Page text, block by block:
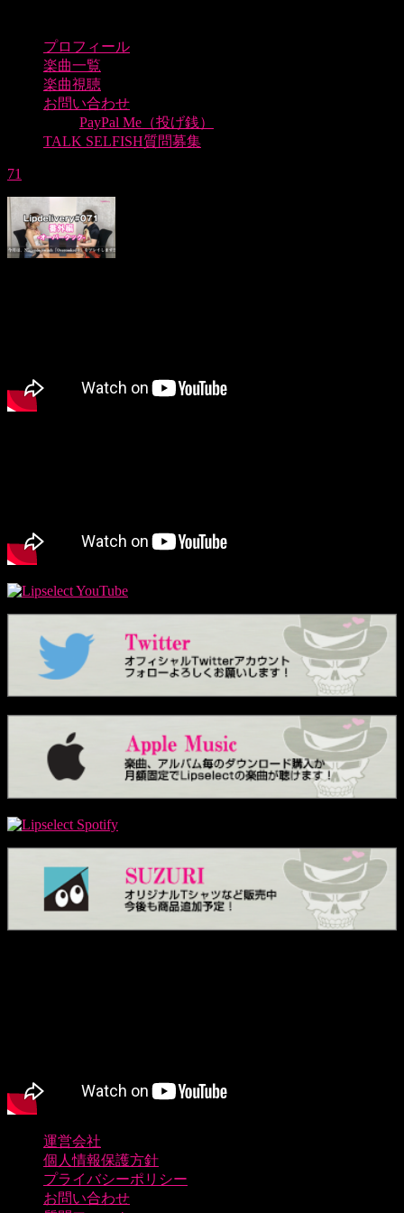
プロフィール
楽曲一覧
楽曲視聴
お問い合わせ
PayPal Me（投げ銭）
TALK SELFISH質問募集
71
運営会社
個人情報保護方針
プライバシーポリシー
お問い合わせ